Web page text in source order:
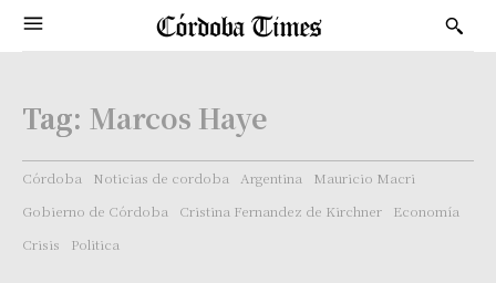
Tag: Marcos Haye
Córdoba Noticias de cordoba Argentina
Mauricio Macri
Gobierno de Córdoba
Cristina Fernandez de Kirchner
Economía
Crisis
Politica